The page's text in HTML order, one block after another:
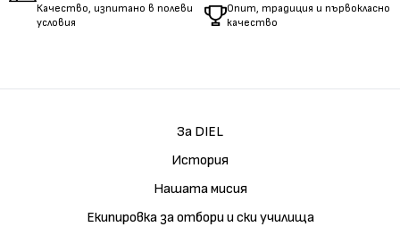
Качество, изпитано в полеви
условия
Опит, традиция и първокласно
качество
За DIEL
История
Нашата мисия
Екипировка за отбори и ски училища